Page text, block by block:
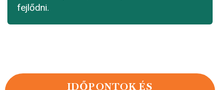
fejlődni.
IDŐPONTOK ÉS